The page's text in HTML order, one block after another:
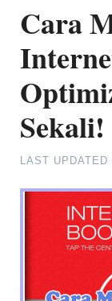
Cara
Sekali!
LAST UPDATED